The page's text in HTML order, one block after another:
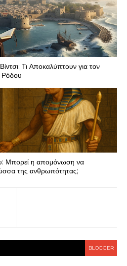
Τι Αποκαλύπτουν για τον
Ρόδου
Μπορεί η απομόνωση να
της ανθρωπότητας;
BLOGGER